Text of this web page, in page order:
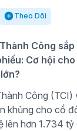
Theo Dõi
Công
Cơ hội
Công
khủng cho cổ
lên hơn 1.734